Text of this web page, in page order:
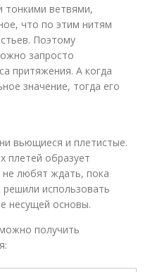
тонкими ветвями,
что по этим нитям
Поэтому
запросто
притяжения. А когда
значение, тогда его
вьющиеся и плетистые.
плетей образует
любят ждать, пока
использовать
несущей основы.
получить